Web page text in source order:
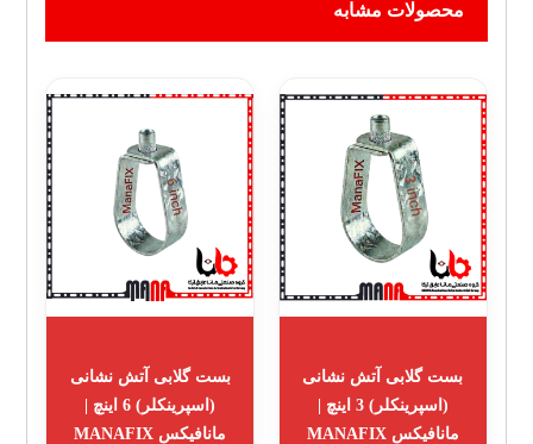
محصولات مشابه
بست گلابی آتش نشانی
(اسپرینکلر) 3 اینچ |
مانافیکس MANAFIX
بست گلابی آتش نشانی
(اسپرینکلر) 6 اینچ |
مانافیکس MANAFIX